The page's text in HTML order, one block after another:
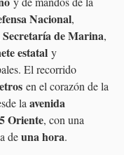
Nacional,
Secretaría de Marina,
estatal y
El recorrido
en el corazón de la
la avenida
Oriente, con una
de una hora.